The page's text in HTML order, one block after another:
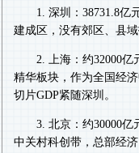
1. 深圳：38731.8亿
建成区，没有郊区、县
2. 上海：约32000
精华板块，作为全国经
切片GDP紧随深圳。
3. 北京：约30000
中关村科创带，总部经